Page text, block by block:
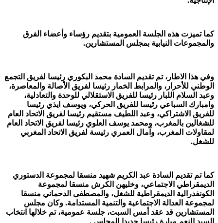
كما تميزت هذه الجلسة العمومية بتقديم رؤساء وأعضاء الفرق
والمجموعات النيابية بمجلس المستشارين.
وفي هذا الاطار، تم تقديم السادة محمد البكوري رئيسا لفريق التجمع
الوطني للأحرار، والمرابط الخمار رئيسا لفريق الأصالة والمعاصرة،
وعبد السلام اللبار رئيسا للفريق الاستقلالي للوحدة والتعادلية،
وامبارك السباعي رئيسا للفريق الحركي، ويوسف ايذي رئيسا
للفريق الاشتراكي، وعبد اللطيف مستقيم رئيسا لفريق الاتحاد العام
للشغالين بالمغرب، ومحمد يوسف العلوي رئيسا لفريق الاتحاد العام
لمقاولات المغرب، وآمال العمري رئيسة لفريق الاتحاد المغربي
للشغل.
كما تم تقديم السادة عبد الكريم شهيد منسقا لمجموعة الدستوري
الديمقراطي الاجتماعي، وخليهن الكرش منسقا لمجموعة
الكونفدرالية الديمقراطية للشغل، والمصطفى الدحماني منسقا
لمجموعة العدالة الاجتماعية والتنمية المستدامة. وكان مجلس
المستشارين قد عقد أمس السبت، جلسة عمومية، تم خلالها انتخاب
السيد النعم ميارة رئيسا جديدا للمجلس .